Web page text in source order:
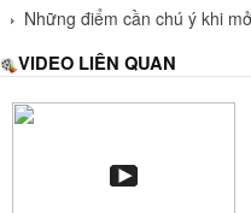
Những điểm cần chú ý khi
VIDEO LIÊN QUAN